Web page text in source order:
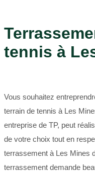
tennis à
Vous souhaitez
terrain de tennis à Les
entreprise de TP, peut
de votre choix tout en
terrassement à Les Mines
terrassement demande